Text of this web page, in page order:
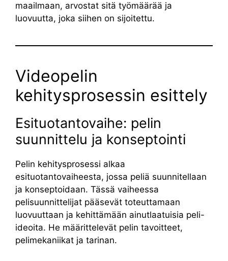
maailmaan, arvostat sitä työmäärää ja
luovuutta, joka siihen on sijoitettu.
Videopelin
kehitysprosessin esittely
Esituotantovaihe: pelin
suunnittelu ja konseptointi
Pelin kehitysprosessi alkaa
esituotantovaiheesta, jossa peliä suunnitellaan
ja konseptoidaan. Tässä vaiheessa
pelisuunnittelijat pääsevät toteuttamaan
luovuuttaan ja kehittämään ainutlaatuisia peli-
ideoita. He määrittelevät pelin tavoitteet,
pelimekaniikat ja tarinan.